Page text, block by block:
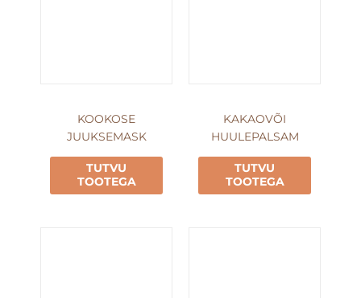
KOOKOSE
JUUKSEMASK
TUTVU
TOOTEGA
KAKAOVÕI
HUULEPALSAM
TUTVU
TOOTEGA